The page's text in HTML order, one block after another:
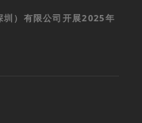
）有限公司开展2025年